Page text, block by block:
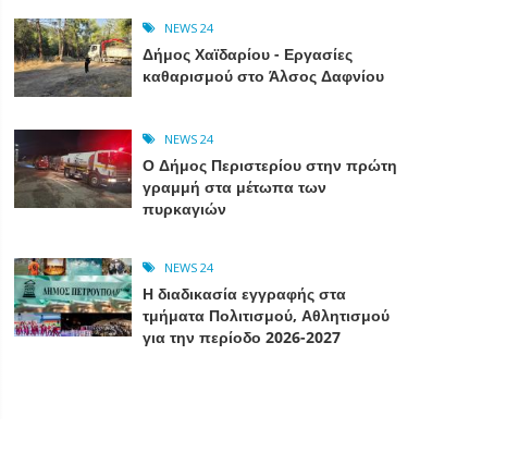
NEWS 24
Δήμος Χαϊδαρίου - Εργασίες
καθαρισμού στο Άλσος Δαφνίου
NEWS 24
Ο Δήμος Περιστερίου στην πρώτη
γραμμή στα μέτωπα των
πυρκαγιών
NEWS 24
Η διαδικασία εγγραφής στα
τμήματα Πολιτισμού, Αθλητισμού
για την περίοδο 2026-2027